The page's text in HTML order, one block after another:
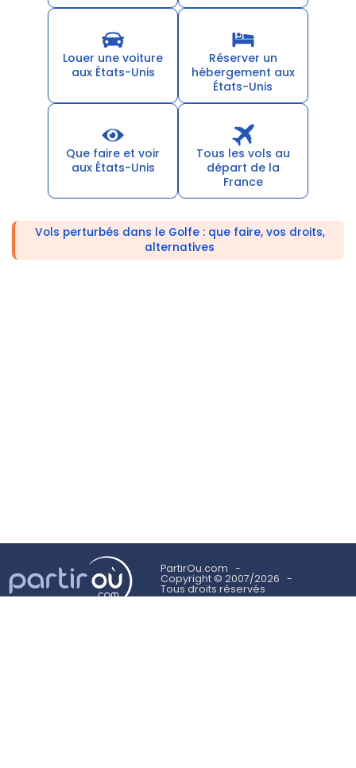
Louer une voiture
aux États-Unis
Réserver un
hébergement aux
États-Unis
Que faire et voir
aux États-Unis
Tous les vols au
départ de la
France
Vols perturbés dans le Golfe : que faire, vos droits,
alternatives
PartirOu.com
Copyright © 2007/2026
Tous droits réservés